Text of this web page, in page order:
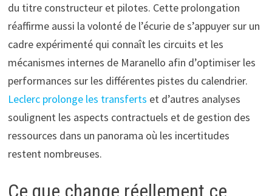
du titre constructeur et pilotes. Cette prolongation
réaffirme aussi la volonté de l’écurie de s’appuyer sur un
cadre expérimenté qui connaît les circuits et les
mécanismes internes de Maranello afin d’optimiser les
performances sur les différentes pistes du calendrier.
Leclerc prolonge les transferts et d’autres analyses
soulignent les aspects contractuels et de gestion des
ressources dans un panorama où les incertitudes
restent nombreuses.
Ce que change réellement ce